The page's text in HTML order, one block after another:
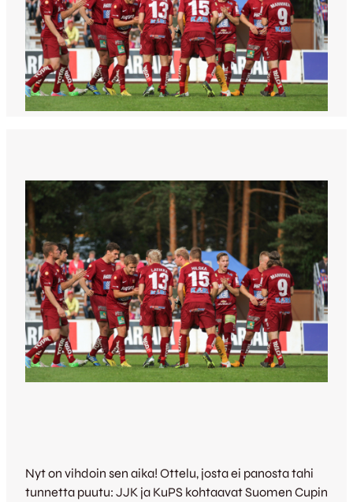
Nyt on vihdoin sen aika! Ottelu, josta ei panosta tahi
tunnetta puutu: JJK ja KuPS kohtaavat Suomen Cupin